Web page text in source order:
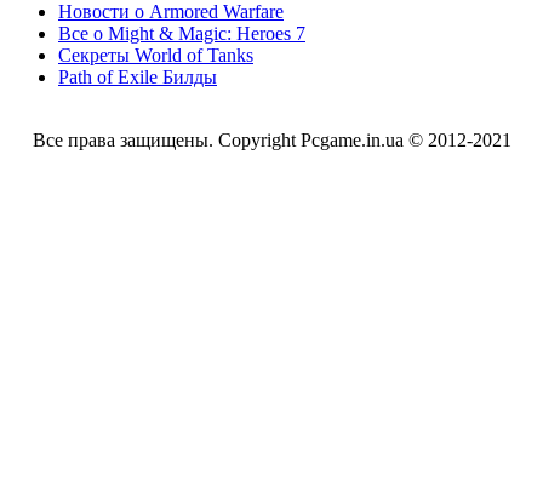
Новости о Armored Warfare
Все о Might & Magic: Heroes 7
Секреты World of Tanks
Path of Exile Билды
Все права защищены. Copyright Pcgame.in.ua © 2012-2021